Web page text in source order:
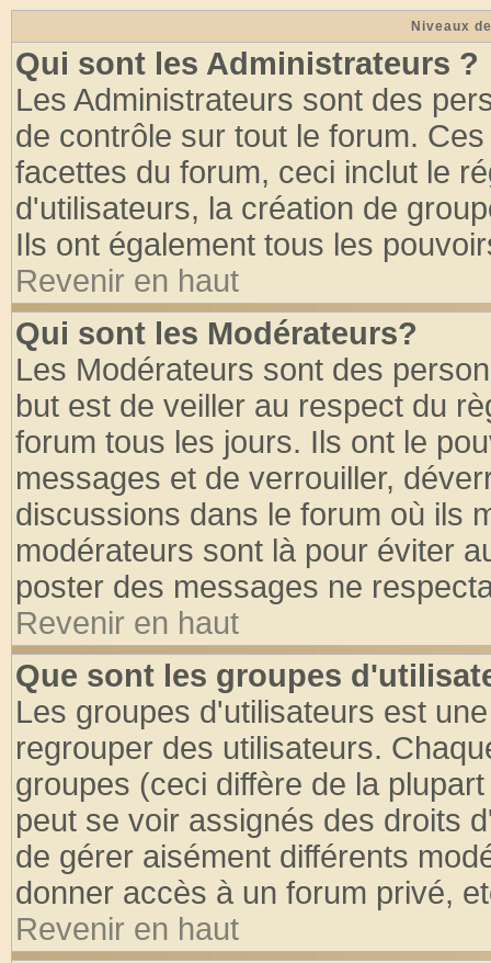
Niveaux
Qui sont les Administrateurs ?
Les Administrateurs sont des
de contrôle sur tout le forum.
facettes du forum, ceci inclut le
d'utilisateurs, la création de
Ils ont également tous les
Revenir en haut
Qui sont les Modérateurs?
Les Modérateurs sont des
but est de veiller au respect du
forum tous les jours. Ils ont le
messages et de verrouiller,
discussions dans le forum où ils
modérateurs sont là pour éviter
poster des messages ne
Revenir en haut
Que sont les groupes
Les groupes d'utilisateurs est
regrouper des utilisateurs.
groupes (ceci diffère de la
peut se voir assignés des droits
de gérer aisément différents
donner accès à un forum privé,
Revenir en haut